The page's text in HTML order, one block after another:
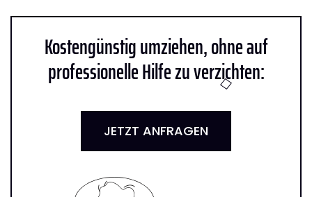
Kostengünstig umziehen, ohne auf
professionelle Hilfe zu verzichten:
JETZT ANFRAGEN